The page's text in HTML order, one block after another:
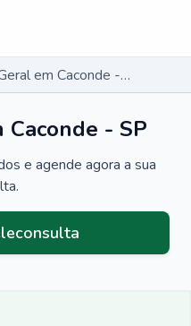
Clínico Geral em Caconde - SP
- SP
e agende agora a sua